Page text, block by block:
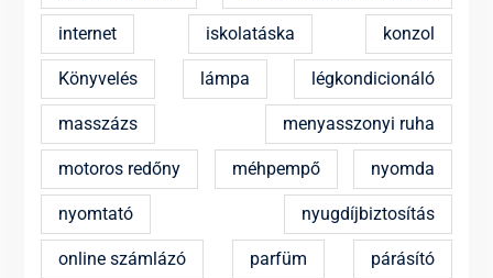
internet iskolatáska konzol
Könyvelés lámpa légkondicionáló
masszázs menyasszonyi ruha
motoros redőny méhpempő nyomda
nyomtató nyugdíjbiztosítás
online számlázó parfüm párásító